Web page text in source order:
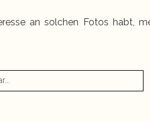
an solchen Fotos habt,